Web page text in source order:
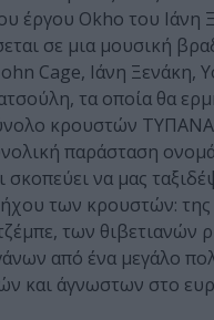
έργου Okho του Ιάνη
σε μια μουσική
Cage, Ιάνη Ξενάκη,
τα οποία θα
κρουστών
παράσταση
να μας
των κρουστών:
των θιβετιανών
από ένα μεγάλο
και άγνωστων στο